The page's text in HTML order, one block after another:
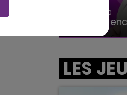
16h00 - 20h00
Le Week-
LES